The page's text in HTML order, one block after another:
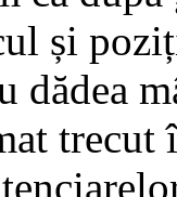
și
dădea